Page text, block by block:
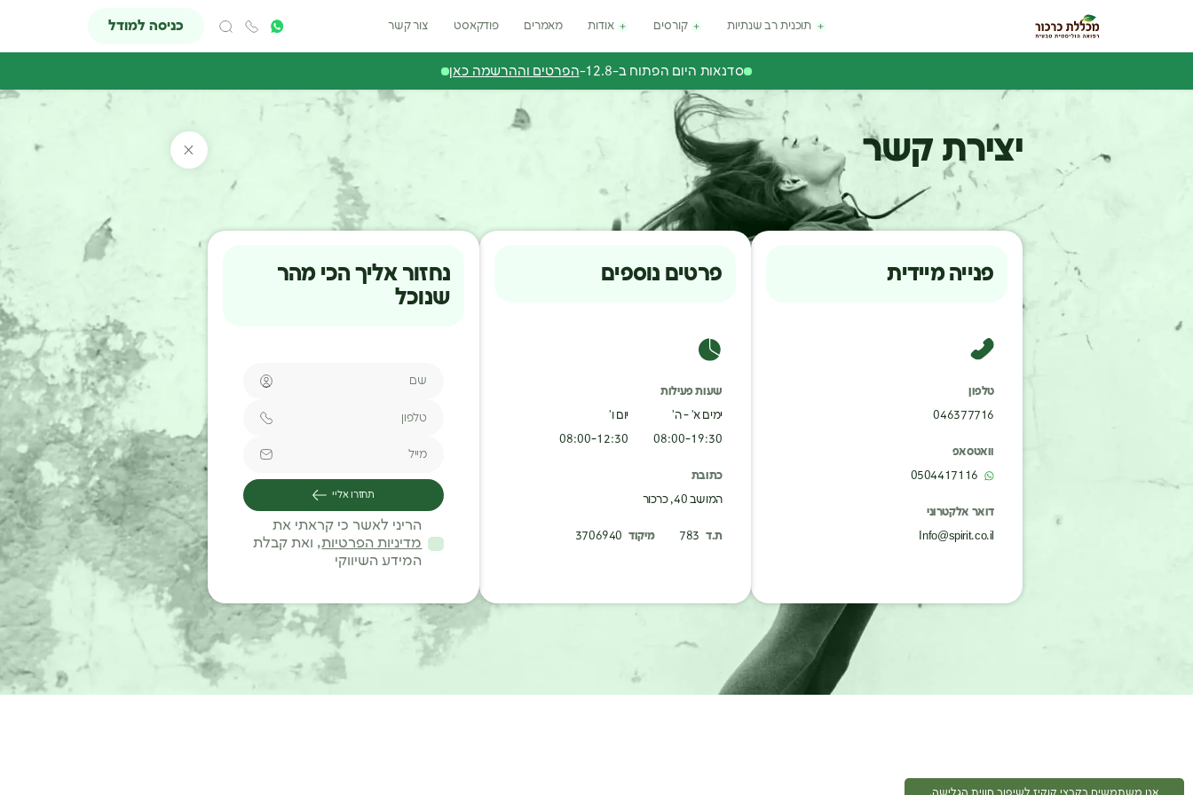
תוכנית רב שנתיות קורסים אודות מאמרים פודקאסט צור קשר כניסה למודל
סדנאות היום הפתוח ב-12.8- הפרטים וההרשמה כאן
יצירת קשר
פנייה מיידית
טלפון
046377716
וואטסאפ
0504417116
דואר אלקטרוני
Info@spirit.co.il
פרטים נוספים
שעות פעילות
ימים א’ - ה’
08:00-19:30
יום ו’
08:00-12:30
כתובת
המושב 40, כרכור
ת.ד 783 מיקוד 3706940
נחזור אליך הכי מהר
שנוכל
תחזרו אליי
הריני לאשר כי קראתי את
מדיניות הפרטיות, ואת קבלת
המידע השיווקי